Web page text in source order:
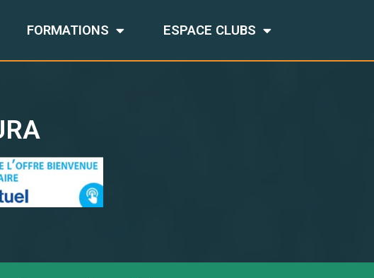
FORMATIONS ESPACE CLUBS